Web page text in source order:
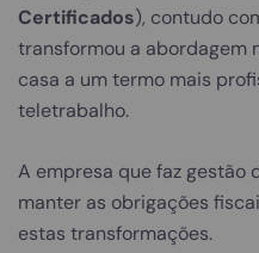
Certificados), contudo
transformou a abordagem
casa a um termo mais
teletrabalho.
A empresa que faz gestão
manter as obrigações
estas transformações.